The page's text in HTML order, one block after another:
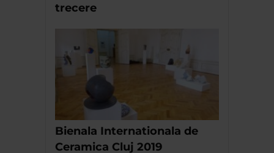
trecere
Bienala Internationala de
Ceramica Cluj 2019